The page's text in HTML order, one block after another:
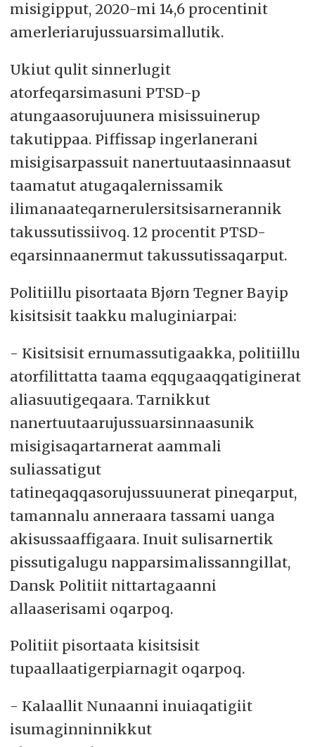
misigipput, 2020-mi 14,6 procentinit
amerleriarujussuarsimallutik.
Ukiut qulit sinnerlugit
atorfeqarsimasuni PTSD-p
atungaasorujuunera misissuinerup
takutippaa. Piffissap ingerlanerani
misigisarpassuit nanertuutaasinnaasut
taamatut atugaqalernissamik
ilimanaateqarnerulersitsisarnerannik
takussutissiivoq. 12 procentit PTSD-
eqarsinnaanermut takussutissaqarput.
Politiillu pisortaata Bjørn Tegner Bayip
kisitsisit taakku maluginiarpai:
- Kisitsisit ernumassutigaakka, politiillu
atorfilittatta taama eqqugaaqqatiginerat
aliasuutigeqaara. Tarnikkut
nanertuutaarujussuarsinnaasunik
misigisaqartarnerat aammali
suliassatigut
tatineqaqqasorujussuunerat pineqarput,
tamannalu anneraara tassami uanga
akisussaaffigaara. Inuit sulisarnertik
pissutigalugu napparsimalissanngillat,
Dansk Politiit nittartagaanni
allaaserisami oqarpoq.
Politiit pisortaata kisitsisit
tupaallaatigerpiarnagit oqarpoq.
- Kalaallit Nunaanni inuiaqatigiit
isumaginninnikkut